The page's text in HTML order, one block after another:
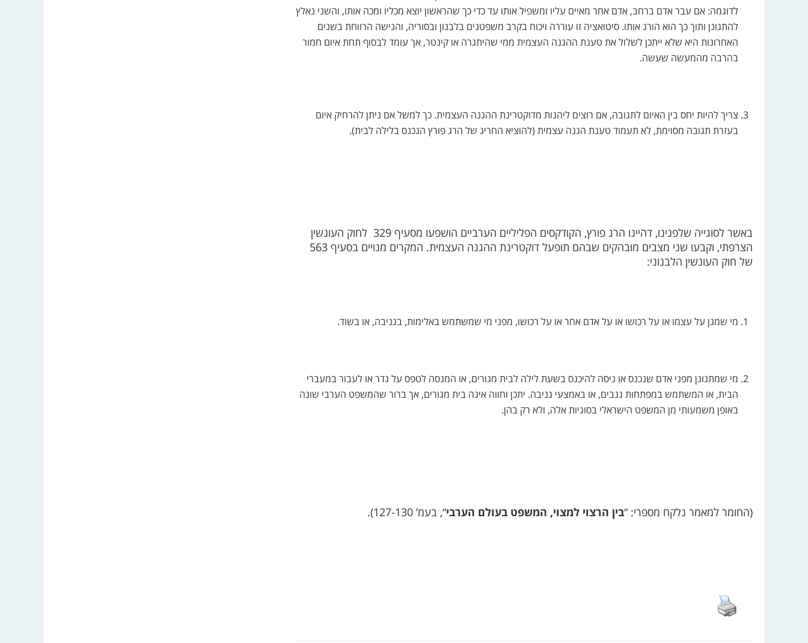
לדוגמה: אם עבר אדם ברחב, אדם אחר מאיים עליו ומשפיל אותו עד כדי כך שהראשון יוצא מכליו ומכה אותו, והשני נאלץ
להתגונן ותוך כך הוא הורג אותו. סיטואציה זו עוררה ויכוח בקרב משפטנים בלבנון ובסוריה, והגישה הרווחת בשנים
האחרונות היא שלא ייתכן לשלול את טענת ההגנה העצמית ממי שהיתגרה או קינטר, אך עומד לבסוף תחת איום חמור
בהרבה מהמעשה שעשה.
צריך להיות יחס בין האיום לתגובה, אם רוצים ליהנות מדוקטרינת ההגנה העצמית. כך למשל אם ניתן להרחיק איום
בעזרת תגובה מסוימת, לא תעמוד טענת הגנה עצמית (להוציא החריג של הרג פורץ הנכנס בלילה לבית).
באשר לסוגייה שלפנינו, דהיינו הרג פורץ, הקודקסים הפליליים הערביים הושפעו מסעיף 329
לחוק העונשין
הצרפתי, וקבעו שני מצבים מובהקים שבהם תופעל דוקטרינת ההגנה העצמית. המקרים מנויים בסעיף 563
של חוק העונשין הלבנוני:
מי שמגן על עצמו או על רכושו או על אדם אחר או על רכושו, מפני מי שמשתמש באלימות, בגניבה, או בשוד.
מי שמתגונן מפני אדם שנכנס או ניסה להיכנס בשעת לילה לבית מגורים, או המנסה לטפס על גדר או לעבור במעברי
הבית, או המשתמש במפתחות גנבים, או באמצעי גניבה. יתכן וחווה אינה בית מגורים, אך ברור שהמשפט הערבי שונה
באופן משמעותי מן המשפט הישראלי בסוגיות אלה, ולא רק בהן.
(החומר למאמר נלקח מספרי: “בין הרצוי למצוי, המשפט בעולם הערבי“, בעמ’ 127-130).